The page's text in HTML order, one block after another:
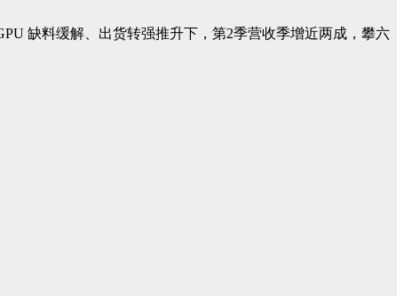
缺料缓解、出货转强推升下，第2季营收季增近两成，攀六